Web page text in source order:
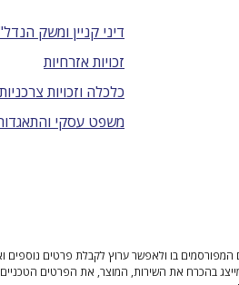
דיני קניין ומשק
זכויות אזרחיות
כלכלה וזכויות צרכניות
משפט עסקי
בו ולאפשר ערוץ לקבלת פרטים נוספים
בהכרח את השירות, המוצר, את הפרטים